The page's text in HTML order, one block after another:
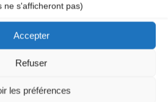
ne s'afficheront pas)
Accepter
Refuser
les préférences